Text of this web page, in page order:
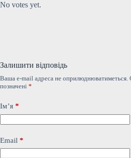
No votes yet.
Залишити відповідь
Ваша e-mail адреса не оприлюднюватиметься.
позначені *
Ім’я *
Email *